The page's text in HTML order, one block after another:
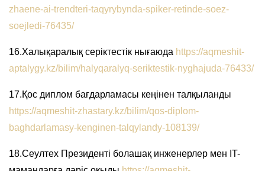
zhaene-ai-trendteri-taqyrybynda-spiker-retinde-soez-
soejledi-76435/
16.Халықаралық серіктестік нығаюда https://aqmeshit-
aptalygy.kz/bilim/halyqaralyq-seriktestik-nyghajuda-76433/
17.Қос диплом бағдарламасы кеңінен талқыланды
https://aqmeshit-zhastary.kz/bilim/qos-diplom-
baghdarlamasy-kenginen-talqylandy-108139/
18.Сеултех Президенті болашақ инженерлер мен IT-